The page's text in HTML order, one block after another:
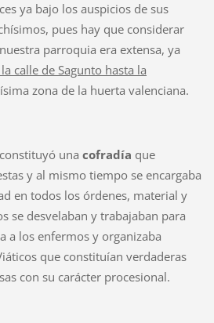
ya bajo los auspicios de sus
pues hay que considerar
parroquia era extensa, ya
calle de Sagunto hasta la
zona de la huerta valenciana.
una cofradía que
y al mismo tiempo se encargaba
en todos los órdenes, material y
se desvelaban y trabajaban para
a los enfermos y organizaba
que constituían verdaderas
con su carácter procesional.